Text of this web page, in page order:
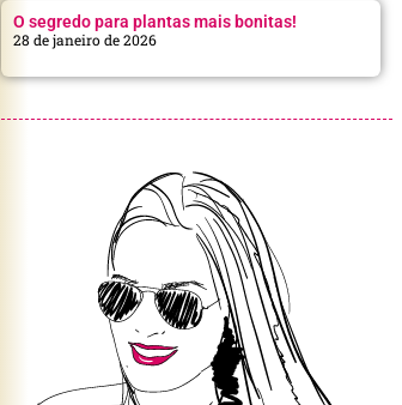
O segredo para plantas mais bonitas!
28 de janeiro de 2026